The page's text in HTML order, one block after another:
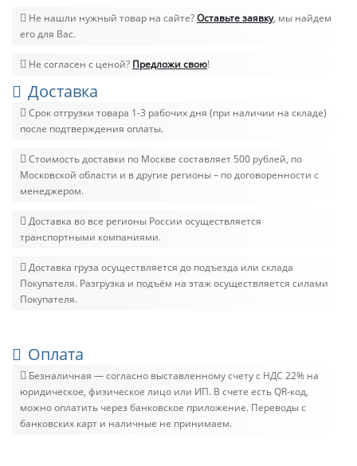
Не нашли нужный товар на сайте?Оставьте заявку, мы найдем
его для Вас.
Не согласен с ценой? Предложи свою!
Доставка
Срок отгрузки товара 1-3 рабочих дня (при наличии на складе)
после подтверждения оплаты.
Стоимость доставки по Москве составляет 500 рублей, по
Московской области и в другие регионы – по договоренности с
менеджером.
Доставка во все регионы России осуществляется
транспортными компаниями.
Доставка груза осуществляется до подъезда или склада
Покупателя. Разгрузка и подъём на этаж осуществляется силами
Покупателя.
Оплата
Безналичная — согласно выставленному счету c НДС 22% на
юридическое, физическое лицо или ИП. В счете есть QR-код,
можно оплатить через банковское приложение. Переводы с
банковских карт и наличные не принимаем.